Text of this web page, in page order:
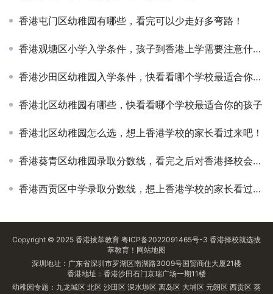
香港屯门区幼稚园有哪些，看完可以少走好多弯路！
香港观塘区小学入学条件，孩子到香港上学需要注意什么？
香港沙田区幼稚园入学条件，快看看哪个学校最适合你的孩子
香港北区幼稚园有哪些，快看看哪个学校最适合你的孩子
香港北区幼稚园怎么选，想上香港学校的家长看过来吧！
香港葵青区幼稚园录取分数线，看完之后对香港择校会有更全面的认知！
香港西贡区中学录取分数线，想上香港学校的家长看过来吧！
Copyright © 2025 香港拔萃教育 粤ICP备2022091465号-3 香港择校就选拔
萃教育！ 网站地图
深圳地址：广东省深圳市罗湖区南湖路3009号国贸商住大厦21楼
香港地址：香港沙田石门京瑞广场一期11楼
幼稚园专题： 九龙城区 北区 沙田区 深水埗区 离岛区 大埔区 元朗区 西贡区 葵